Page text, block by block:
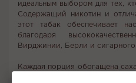
идеальным выбором для тех,
Содержащий никотин и
этот табак обеспечивает
благодаря
Вирджинии, Берли и сигарного
Каждая порция обогащена